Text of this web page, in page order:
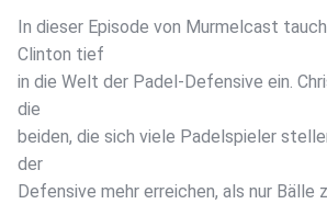
In dieser Episode von Murmelcast
Clinton tief
in die Welt der Padel-Defensive ein.
die
beiden, die sich viele Padelspieler
der
Defensive mehr erreichen, als nur Bälle